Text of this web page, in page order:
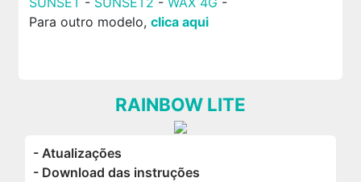
Para outro modelo, clica aqui
RAINBOW LITE
- Atualizações
- Download das instruções